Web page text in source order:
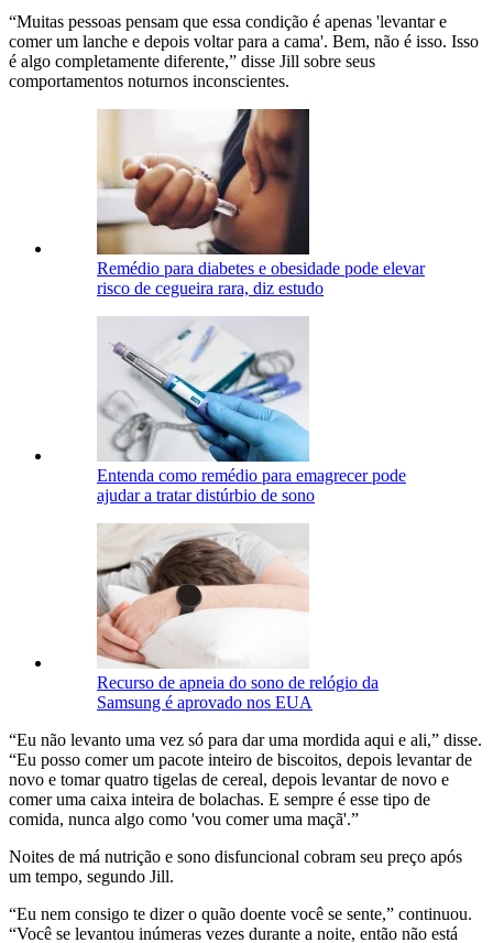
“Muitas pessoas pensam que essa condição é apenas 'levantar e
comer um lanche e depois voltar para a cama'. Bem, não é isso. Isso
é algo completamente diferente,” disse Jill sobre seus
comportamentos noturnos inconscientes.
Remédio para diabetes e obesidade pode elevar
risco de cegueira rara, diz estudo
Entenda como remédio para emagrecer pode
ajudar a tratar distúrbio de sono
Recurso de apneia do sono de relógio da
Samsung é aprovado nos EUA
“Eu não levanto uma vez só para dar uma mordida aqui e ali,” disse.
“Eu posso comer um pacote inteiro de biscoitos, depois levantar de
novo e tomar quatro tigelas de cereal, depois levantar de novo e
comer uma caixa inteira de bolachas. E sempre é esse tipo de
comida, nunca algo como 'vou comer uma maçã'.”
Noites de má nutrição e sono disfuncional cobram seu preço após
um tempo, segundo Jill.
“Eu nem consigo te dizer o quão doente você se sente,” continuou.
“Você se levantou inúmeras vezes durante a noite, então não está